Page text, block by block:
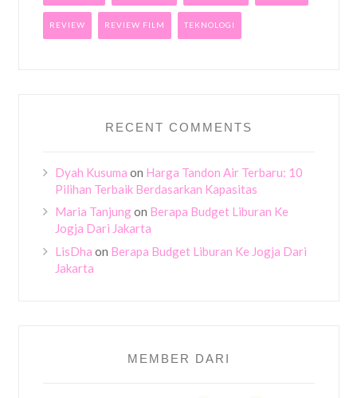
REVIEW REVIEW FILM TEKNOLOGI
RECENT COMMENTS
Dyah Kusuma on Harga Tandon Air Terbaru: 10
Pilihan Terbaik Berdasarkan Kapasitas
Maria Tanjungon Berapa Budget Liburan Ke
Jogja Dari Jakarta
LisDha on Berapa Budget Liburan Ke Jogja Dari
Jakarta
MEMBER DARI